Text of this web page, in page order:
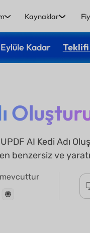
Kaynaklar
Kadar Teklifi
AI Kedi Adı
benzersiz ve